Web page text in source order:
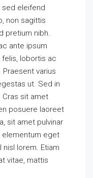
sed eleifend
non sagittis
pretium nibh.
ante ipsum
felis, lobortis ac
varius
ut. Sed in
sit amet
posuere laoreet
sit amet pulvinar
elementum eget
nisl lorem. Etiam
vitae, mattis